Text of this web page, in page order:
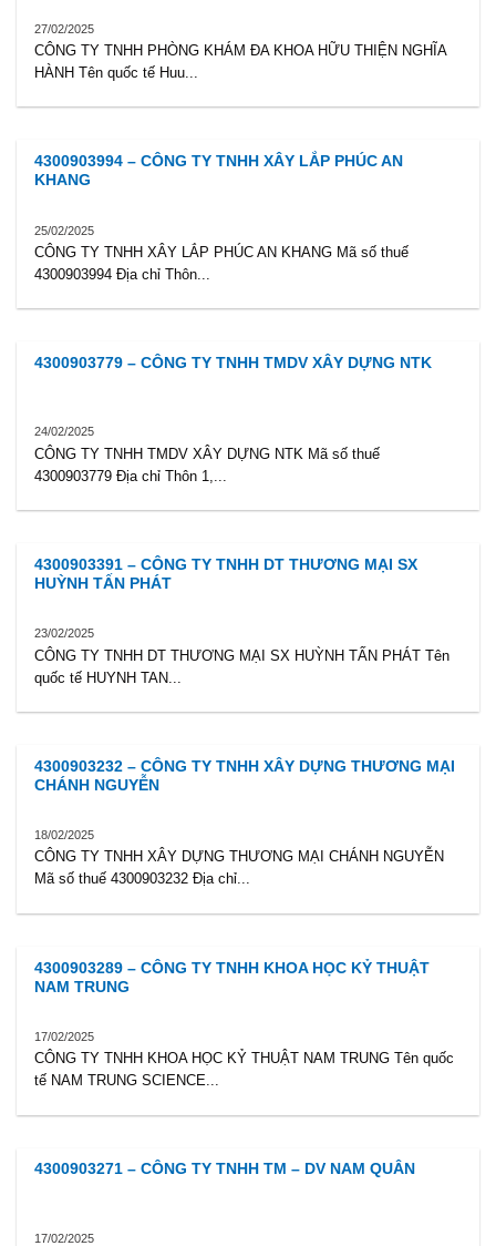
27/02/2025
CÔNG TY TNHH PHÒNG KHÁM ĐA KHOA HỮU THIỆN NGHĨA
HÀNH Tên quốc tế Huu...
4300903994 – CÔNG TY TNHH XÂY LẮP PHÚC AN
KHANG
25/02/2025
CÔNG TY TNHH XÂY LẮP PHÚC AN KHANG Mã số thuế
4300903994 Địa chỉ Thôn...
4300903779 – CÔNG TY TNHH TMDV XÂY DỰNG NTK
24/02/2025
CÔNG TY TNHH TMDV XÂY DỰNG NTK Mã số thuế
4300903779 Địa chỉ Thôn 1,...
4300903391 – CÔNG TY TNHH DT THƯƠNG MẠI SX
HUỲNH TẤN PHÁT
23/02/2025
CÔNG TY TNHH DT THƯƠNG MẠI SX HUỲNH TẤN PHÁT Tên
quốc tế HUYNH TAN...
4300903232 – CÔNG TY TNHH XÂY DỰNG THƯƠNG MẠI
CHÁNH NGUYỄN
18/02/2025
CÔNG TY TNHH XÂY DỰNG THƯƠNG MẠI CHÁNH NGUYỄN
Mã số thuế 4300903232 Địa chỉ...
4300903289 – CÔNG TY TNHH KHOA HỌC KỶ THUẬT
NAM TRUNG
17/02/2025
CÔNG TY TNHH KHOA HỌC KỶ THUẬT NAM TRUNG Tên quốc
tế NAM TRUNG SCIENCE...
4300903271 – CÔNG TY TNHH TM – DV NAM QUÂN
17/02/2025